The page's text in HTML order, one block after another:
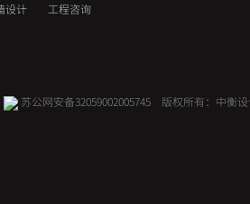
设计
工程咨询
苏公网安备32059002005745版权所有：中衡设